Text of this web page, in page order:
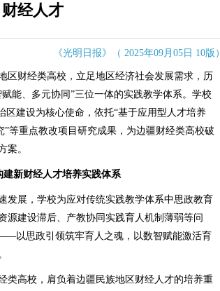
财经人才
《光明日报》（ 2025年09月05日 10版）
财经类高校，立足地区经济社会发展需求，历
能、多元协同”三位一体的实践教学体系。学校
区建设为核心使命，依托“基于应用型人才培养
”等重点教改项目研究成果，为边疆财经类高校破
案。
建新财经人才培养实践体系
展，学校为应对传统实践教学体系中思政教育
源建设滞后、产教协同实践育人机制薄弱等问
以思政引领筑牢育人之魂，以数智赋能激活育
高校，肩负着边疆民族地区财经人才的培养重